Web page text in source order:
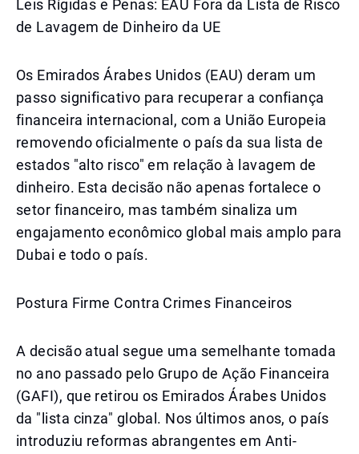
Leis Rígidas e Penas: EAU Fora da Lista de Risco
de Lavagem de Dinheiro da UE
Os Emirados Árabes Unidos (EAU) deram um
passo significativo para recuperar a confiança
financeira internacional, com a União Europeia
removendo oficialmente o país da sua lista de
estados "alto risco" em relação à lavagem de
dinheiro. Esta decisão não apenas fortalece o
setor financeiro, mas também sinaliza um
engajamento econômico global mais amplo para
Dubai e todo o país.
Postura Firme Contra Crimes Financeiros
A decisão atual segue uma semelhante tomada
no ano passado pelo Grupo de Ação Financeira
(GAFI), que retirou os Emirados Árabes Unidos
da "lista cinza" global. Nos últimos anos, o país
introduziu reformas abrangentes em Anti-